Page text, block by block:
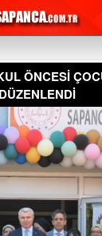
ÖNCESİ
DÜZENLENDİ